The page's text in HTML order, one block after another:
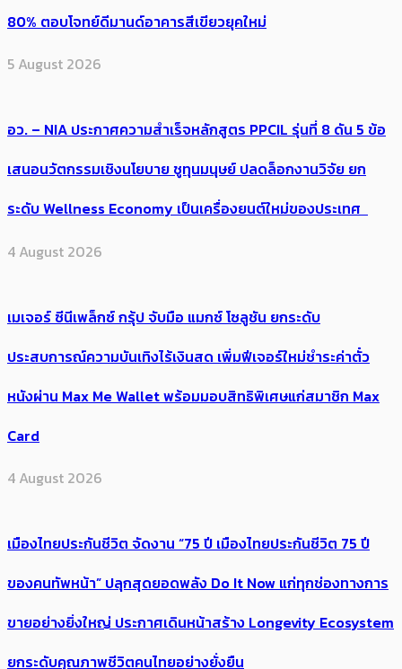
80% ตอบโจทย์ดีมานด์อาคารสีเขียวยุคใหม่
5 August 2026
อว. – NIA ประกาศความสำเร็จหลักสูตร PPCIL รุ่นที่ 8 ดัน 5 ข้อ
เสนอนวัตกรรมเชิงนโยบาย ชูทุนมนุษย์ ปลดล็อกงานวิจัย ยก
ระดับ Wellness Economy เป็นเครื่องยนต์ใหม่ของประเทศ
4 August 2026
เมเจอร์ ซีนีเพล็กซ์ กรุ้ป จับมือ แมกซ์ โซลูชัน ยกระดับ
ประสบการณ์ความบันเทิงไร้เงินสด เพิ่มฟีเจอร์ใหม่ชำระค่าตั๋ว
หนังผ่าน Max Me Wallet พร้อมมอบสิทธิพิเศษแก่สมาชิก Max
Card
4 August 2026
เมืองไทยประกันชีวิต จัดงาน “75 ปี เมืองไทยประกันชีวิต 75 ปี
ของคนทัพหน้า” ปลุกสุดยอดพลัง Do It Now แก่ทุกช่องทางการ
ขายอย่างยิ่งใหญ่ ประกาศเดินหน้าสร้าง Longevity Ecosystem
ยกระดับคุณภาพชีวิตคนไทยอย่างยั่งยืน